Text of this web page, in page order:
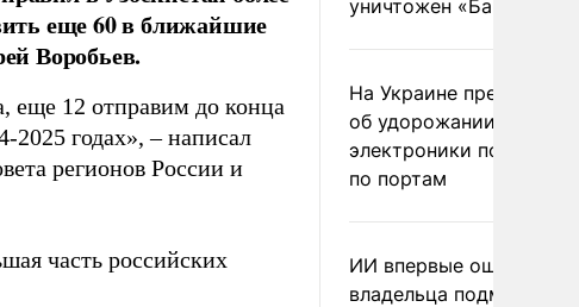
еще 60 в ближайшие
Воробьев.
еще 12 отправим до конца
2025 годах», – написал
регионов России и
часть российских
уничтожен
На Украине
об удорожании
электроники после
по портам
ИИ впервые
владельца